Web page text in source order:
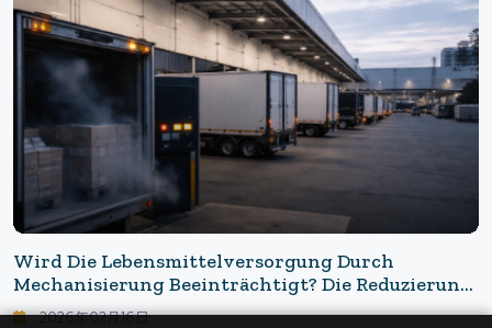
Wird Die Lebensmittelversorgung Durch
Mechanisierung Beeinträchtigt? Die Reduzierung
Von Personal Führte Zum Stillstand Der Logistik:
2026年02月16日